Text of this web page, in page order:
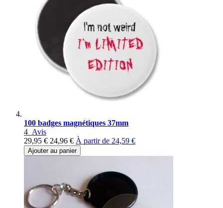
100 badges magnétiques 37mm
4 Avis
29,95 € 24,96 € À partir de 24,59 €
Ajouter au panier